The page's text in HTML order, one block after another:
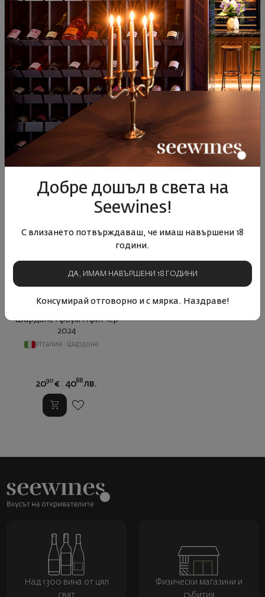
Пино Неро Фукслайтен
Пфитчер 2023
Италия | Пино Ноар
28 90
Совиньон Блан Ризерва
Матиас Пфитчер 2022
Совиньон Блан
90
Шардоне Арвум Пфитчер
2024
Италия Шардоне
2090 € 4088 лв.
Добре дошъл в света на
Seewines!
С влизането потвърждаваш, че имаш навършени 18
години.
ДА, ИМАМ НАВЪРШЕНИ 18 ГОДИНИ
Консумирай отговорно и с мярка. Наздраве!
Над 1300 вина от цял
свят
Физически магазини и
събития